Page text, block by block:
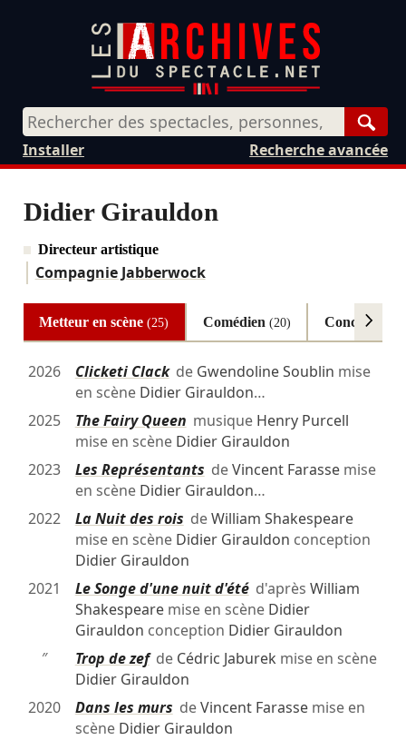
Recherche avancée
Installer
Didier Girauldon
Directeur artistique
Compagnie Jabberwock
Metteur en scène(25) Comédien (20) Conception
2026 Clicketi Clackde Gwendoline Soublin mise
en scène Didier Girauldon…
2025
The Fairy Queen musique Henry Purcell
mise en scène Didier Girauldon
2023
Les Représentants deVincent Farassemise
en scène Didier Girauldon…
2022
La Nuit des rois deWilliam Shakespeare
mise en scène Didier Girauldon conception
Didier Girauldon
2021
Le Songe d'une nuit d'étéd'après William
Shakespearemise en scène Didier
Girauldon conception Didier Girauldon
″
Trop de zefde Cédric Jaburek mise en scène
Didier Girauldon
2020
Dans les murs deVincent Farassemise en
scène Didier Girauldon